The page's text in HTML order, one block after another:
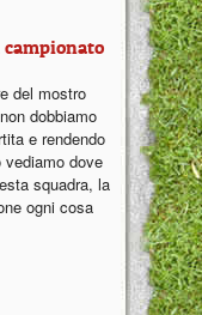
del mostro
dobbiamo
e rendendo
dove
squadra, la
ogni cosa